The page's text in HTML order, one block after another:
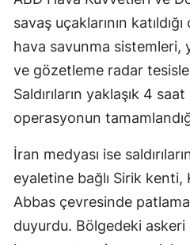
savaş uçaklarının
hava savunma sistemleri,
ve gözetleme radar
Saldırıların yaklaşık 4
operasyonun
İran medyası ise
eyaletine bağlı Sirik kenti,
Abbas çevresinde
duyurdu. Bölgedeki